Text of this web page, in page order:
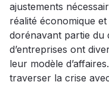
ajustements
réalité économique
dorénavant partie du
d’entreprises ont
leur modèle
traverser la crise